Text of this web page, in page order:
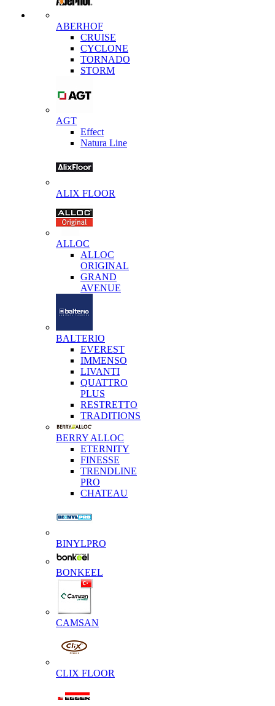
ABERHOF
CRUISE
CYCLONE
TORNADO
STORM
AGT
Effect
Natura Line
ALIX FLOOR
ALLOC
ALLOC
ORIGINAL
GRAND
AVENUE
BALTERIO
EVEREST
IMMENSO
LIVANTI
QUATTRO
PLUS
RESTRETTO
TRADITIONS
BERRY ALLOC
ETERNITY
FINESSE
TRENDLINE
PRO
CHATEAU
BINYLPRO
BONKEEL
CAMSAN
CLIX FLOOR